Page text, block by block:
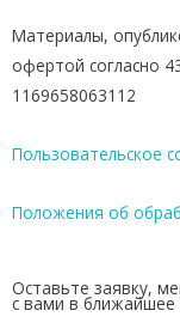
Материалы,
офертой согласно
1169658063112
Пользовательское
Положения об
Оставьте заявку,
с вами в ближайшее